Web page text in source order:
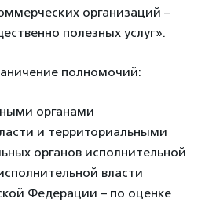
организаций –
полезных услуг».
полномочий:
органами
и территориальными
органов исполнительной
власти
Федерации – по оценке